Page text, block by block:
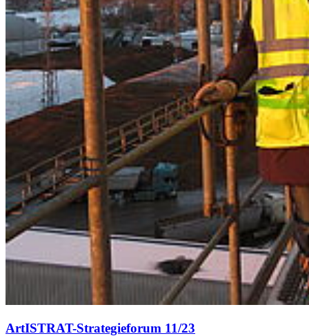
ArtISTRAT-Strategieforum 11/23